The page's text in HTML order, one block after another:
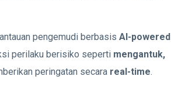
pengemudi berbasis AI-powered
perilaku berisiko seperti mengantuk,
peringatan secara real-time.